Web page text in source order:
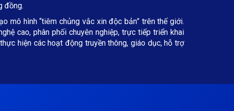
đồng.
mô hình “tiêm chủng vắc xin độc bản” trên thế giới.
cao, phân phối chuyên nghiệp, trực tiếp triển khai
hiện các hoạt động truyền thông, giáo dục, hỗ trợ